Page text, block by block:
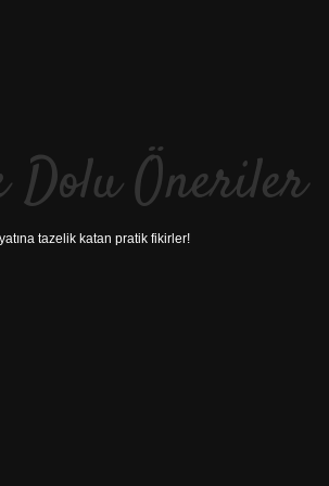
Dolu Öneriler
tazelik katan pratik fikirler!